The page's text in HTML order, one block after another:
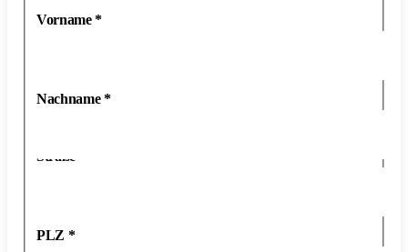
Vorname*
Nachname*
Straße
PLZ *